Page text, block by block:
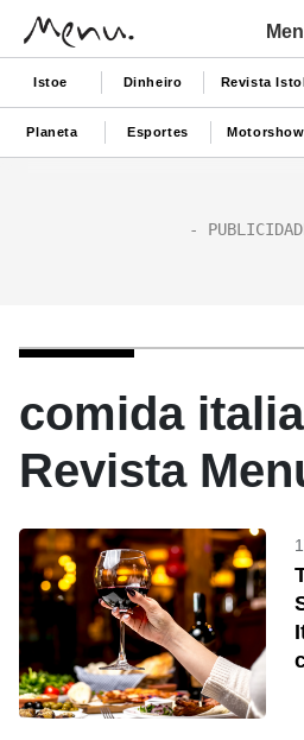
Istoe Dinheiro Revista
Planeta Esportes Motorshow
comida
Revista